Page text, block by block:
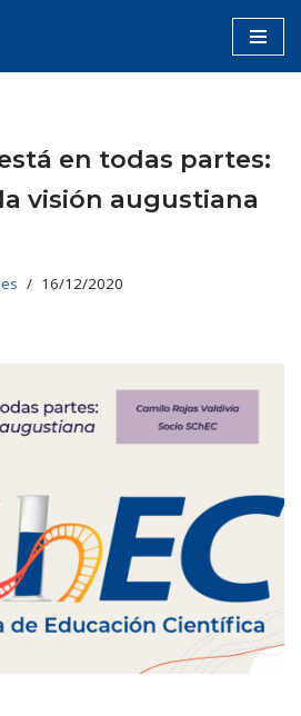
en todas partes:
visión augustiana
16/12/2020